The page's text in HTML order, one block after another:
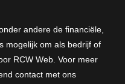
andere de financiële,
mogelijk om als bedrijf of
RCW Web. Voor meer
contact met ons